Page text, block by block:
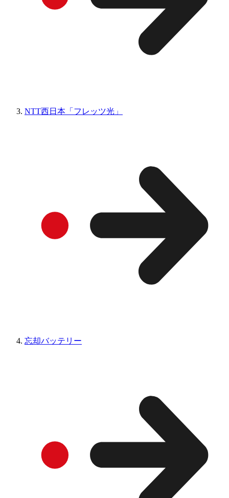
NTT西日本「フレッツ光」
忘却バッテリー